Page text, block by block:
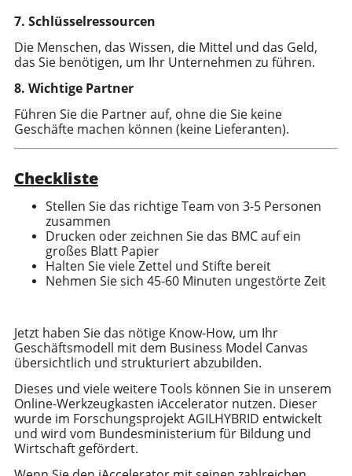
7. Schlüsselressourcen
Die Menschen, das Wissen, die Mittel und das Geld,
das Sie benötigen, um Ihr Unternehmen zu führen.
8. Wichtige Partner
Führen Sie die Partner auf, ohne die Sie keine
Geschäfte machen können (keine Lieferanten).
Checkliste
Stellen Sie das richtige Team von 3-5 Personen
zusammen
Drucken oder zeichnen Sie das BMC auf ein
großes Blatt Papier
Halten Sie viele Zettel und Stifte bereit
Nehmen Sie sich 45-60 Minuten ungestörte Zeit
Jetzt haben Sie das nötige Know-How, um Ihr
Geschäftsmodell mit dem Business Model Canvas
übersichtlich und strukturiert abzubilden.
Dieses und viele weitere Tools können Sie in unserem
Online-Werkzeugkasten iAccelerator nutzen. Dieser
wurde im Forschungsprojekt AGILHYBRID entwickelt
und wird vom Bundesministerium für Bildung und
Wirtschaft gefördert.